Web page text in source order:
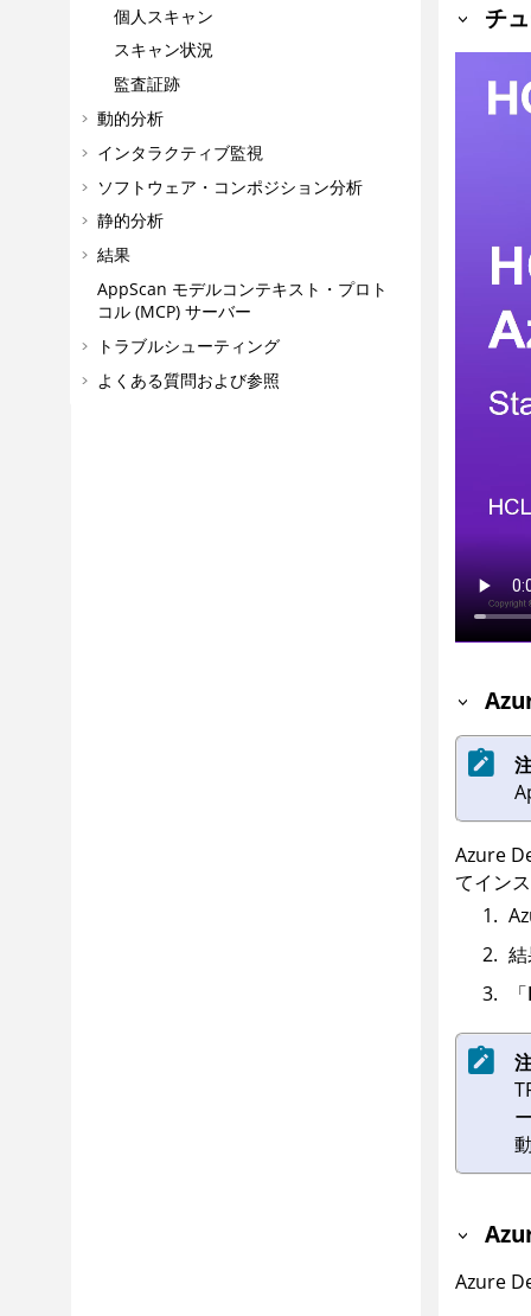
個人スキャン
スキャン状況
監査証跡
動的分析
インタラクティブ監視
ソフトウェア・コンポジション分析
静的分析
結果
AppScan モデルコンテキスト・プロト
コル (MCP) サーバー
トラブルシューティング
よくある質問および参照
チ
Azure
てイン
「
Azure